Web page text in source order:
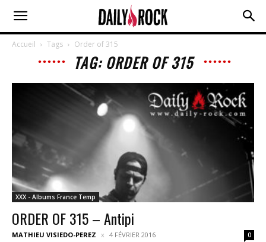
Accueil Tags Order of 315
TAG: ORDER OF 315
XXX - Albums France Temp
ORDER OF 315 – Antipi
MATHIEU VISIEDO-PEREZ 4 FÉVRIER 2016 0